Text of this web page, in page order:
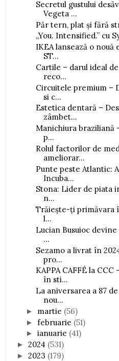
Secretul gustului
Vegeta ...
Păr tern, plat și fără
„You. Intensified.” cu
IKEA lansează o
ST...
Cartile – darul ideal
reco...
Circuitele premium –
si c...
Estetica dentară –
zâmbet...
Manichiura braziliană
p...
Rolul factorilor de
ameliorar...
Punte peste Atlantic:
Incuba...
Stona: Lider de piata
n...
Trăiește-ți primăvara
l...
Lucian Busuioc
...
Sezamo a livrat în
pro...
KAPPA CAFFÉ la
în sti...
La aniversarea a 87
nou...
► martie (56)
►februarie (51)
►ianuarie (41)
►2024 (531)
►2023 (179)